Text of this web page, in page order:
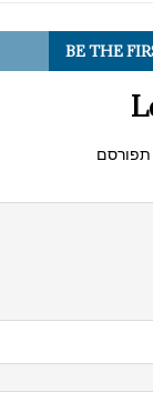
BE THE